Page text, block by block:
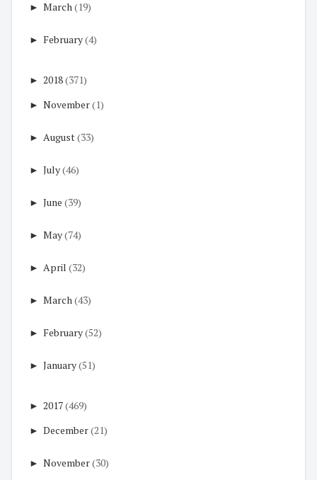
► March(19)
► February(4)
► 2018(371)
► November(1)
► August(33)
► July(46)
► June (39)
► May(74)
► April (32)
► March(43)
► February(52)
► January(51)
► 2017(469)
► December(21)
► November(30)